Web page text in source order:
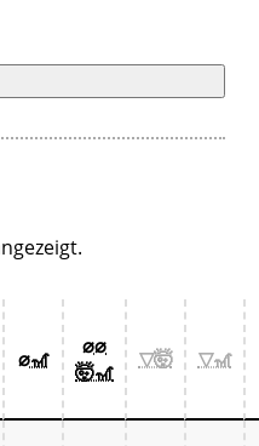
⌀🎢
⌀⌀
🤯🎢
▽🤯 ▽🎢